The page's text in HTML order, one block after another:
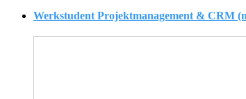
Werkstudent Projektmanagement & CRM